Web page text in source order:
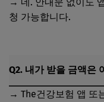
청 가능합니다.
Q2. 내가 받을 금액은
→ The건강보험 앱 또